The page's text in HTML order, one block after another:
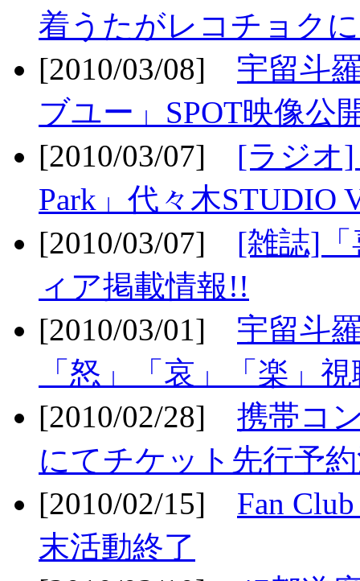
着うたがレコチョク
[2010/03/08] 宇留斗
ブユー」SPOT映像公
[2010/03/07] [ラジオ]
Park」代々木STUDIO
[2010/03/07] [雑誌]「
ィア掲載情報!!
[2010/03/01] 宇留斗
「怒」「哀」「楽」
[2010/02/28] 携帯コ
にてチケット先行予
[2010/02/15] Fan
末活動終了